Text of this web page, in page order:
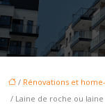
/ Rénovations et
/ Laine de roche ou